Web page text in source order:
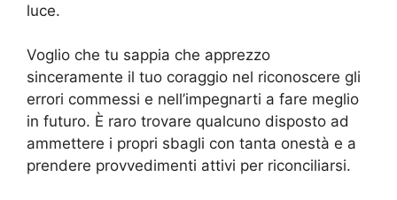
luce.
Voglio che tu sappia che apprezzo
sinceramente il tuo coraggio nel riconoscere gli
errori commessi e nell’impegnarti a fare meglio
in futuro. È raro trovare qualcuno disposto ad
ammettere i propri sbagli con tanta onestà e a
prendere provvedimenti attivi per riconciliarsi.